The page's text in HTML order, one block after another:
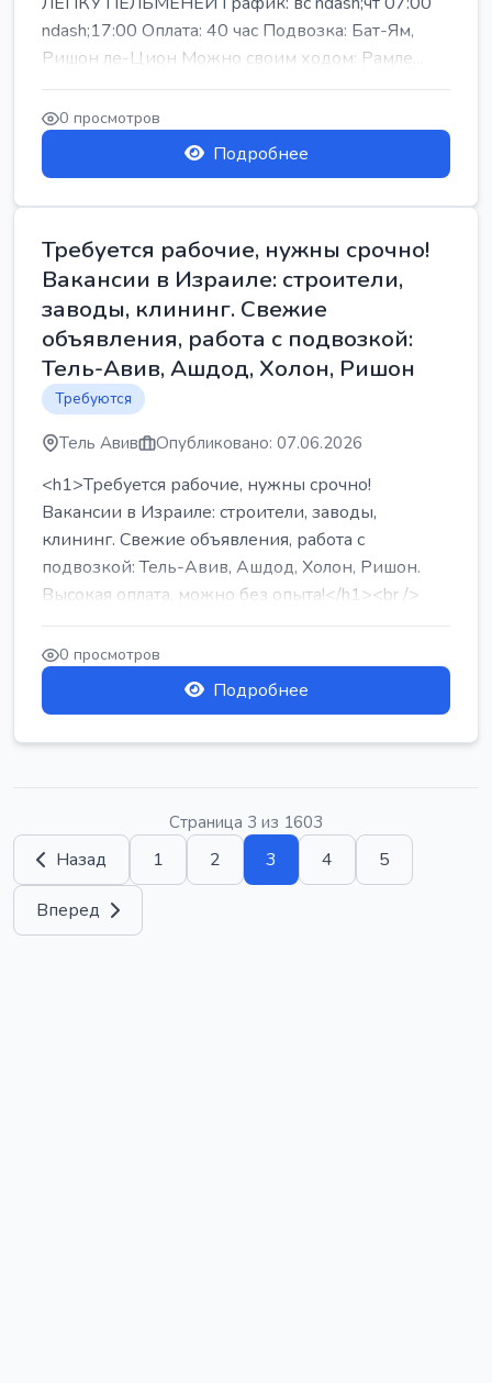
ndash;17:00 Оплата: 40 час Подвозка: Бат-Ям,
Ришон ле-Цион Можно своим ходом: Рамле...
0 просмотров
Подробнее
Требуется рабочие, нужны срочно!
Вакансии в Израиле: строители,
заводы, клининг. Свежие
объявления, работа с подвозкой:
Тель-Авив, Ашдод, Холон, Ришон
Требуются
Тель Авив Опубликовано: 07.06.2026
<h1>Требуется рабочие, нужны срочно!
Вакансии в Израиле: строители, заводы,
клининг. Свежие объявления, работа с
подвозкой: Тель-Авив, Ашдод, Холон, Ришон.
Высокая оплата, можно без опыта!</h1><br />
...
0 просмотров
Подробнее
Страница 3 из 1603
Назад 1 2 3 4 5
Вперед